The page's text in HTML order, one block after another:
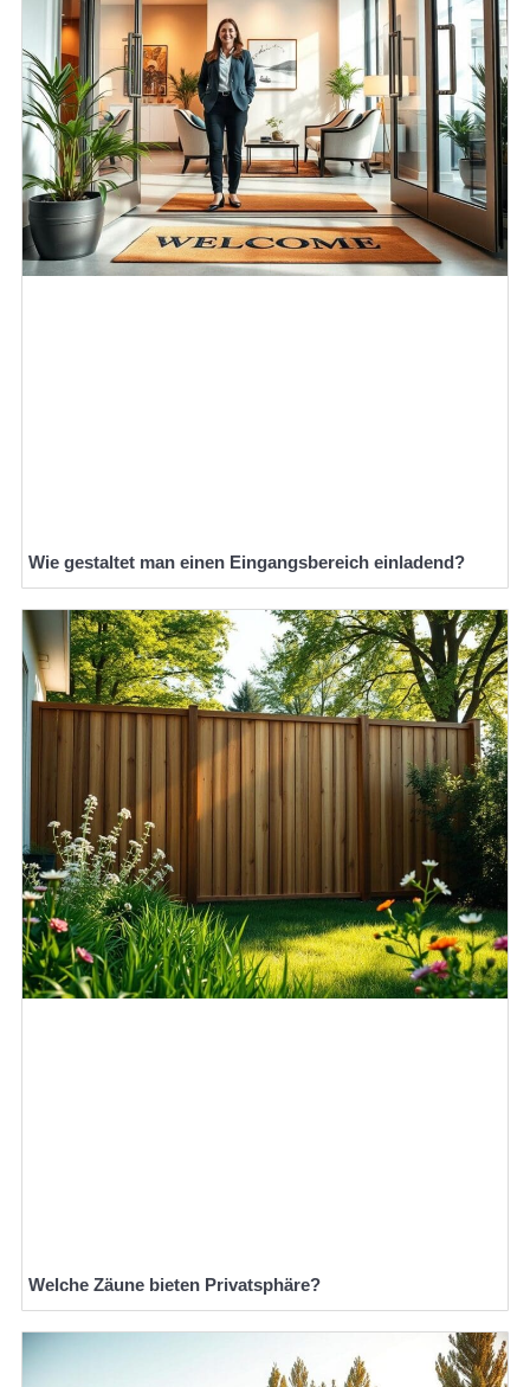
Wie gestaltet man einen Eingangsbereich einladend?
Welche Zäune bieten Privatsphäre?